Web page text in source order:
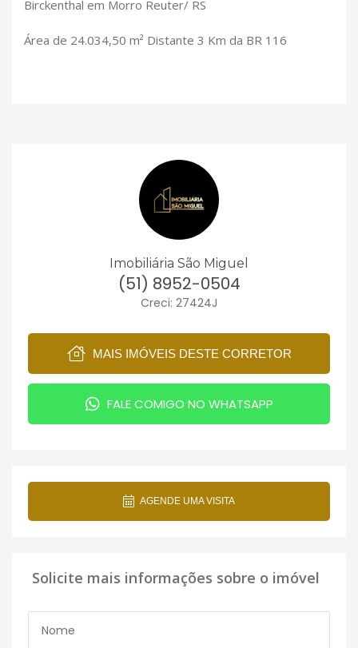
Birckenthal em Morro Reuter/ RS
Área de 24.034,50 m² Distante 3 Km da BR 116
Imobiliária São Miguel
(51) 8952-0504
Creci: 27424J
MAIS IMÓVEIS DESTE CORRETOR
FALE COMIGO NO WHATSAPP
AGENDE UMA VISITA
Solicite mais informações sobre o imóvel